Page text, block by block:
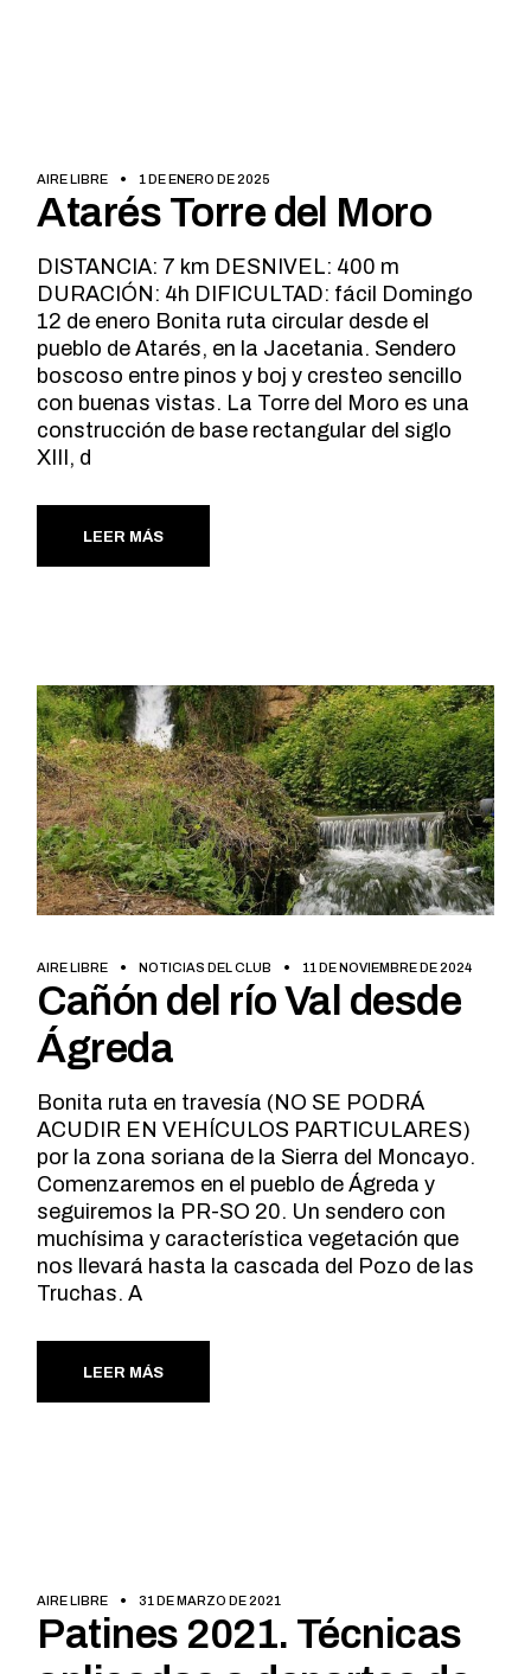
AIRE LIBRE 1 DE ENERO DE 2025
Atarés Torre del Moro
DISTANCIA: 7 km DESNIVEL: 400 m
DURACIÓN: 4h DIFICULTAD: fácil Domingo
12 de enero Bonita ruta circular desde el
pueblo de Atarés, en la Jacetania. Sendero
boscoso entre pinos y boj y cresteo sencillo
con buenas vistas. La Torre del Moro es una
construcción de base rectangular del siglo
XIII, d
LEER MÁS
AIRE LIBRE NOTICIAS DEL CLUB 11 DE NOVIEMBRE DE 2024
Cañón del río Val desde
Ágreda
Bonita ruta en travesía (NO SE PODRÁ
ACUDIR EN VEHÍCULOS PARTICULARES)
por la zona soriana de la Sierra del Moncayo.
Comenzaremos en el pueblo de Ágreda y
seguiremos la PR-SO 20. Un sendero con
muchísima y característica vegetación que
nos llevará hasta la cascada del Pozo de las
Truchas. A
LEER MÁS
AIRE LIBRE 31 DE MARZO DE 2021
Patines 2021. Técnicas